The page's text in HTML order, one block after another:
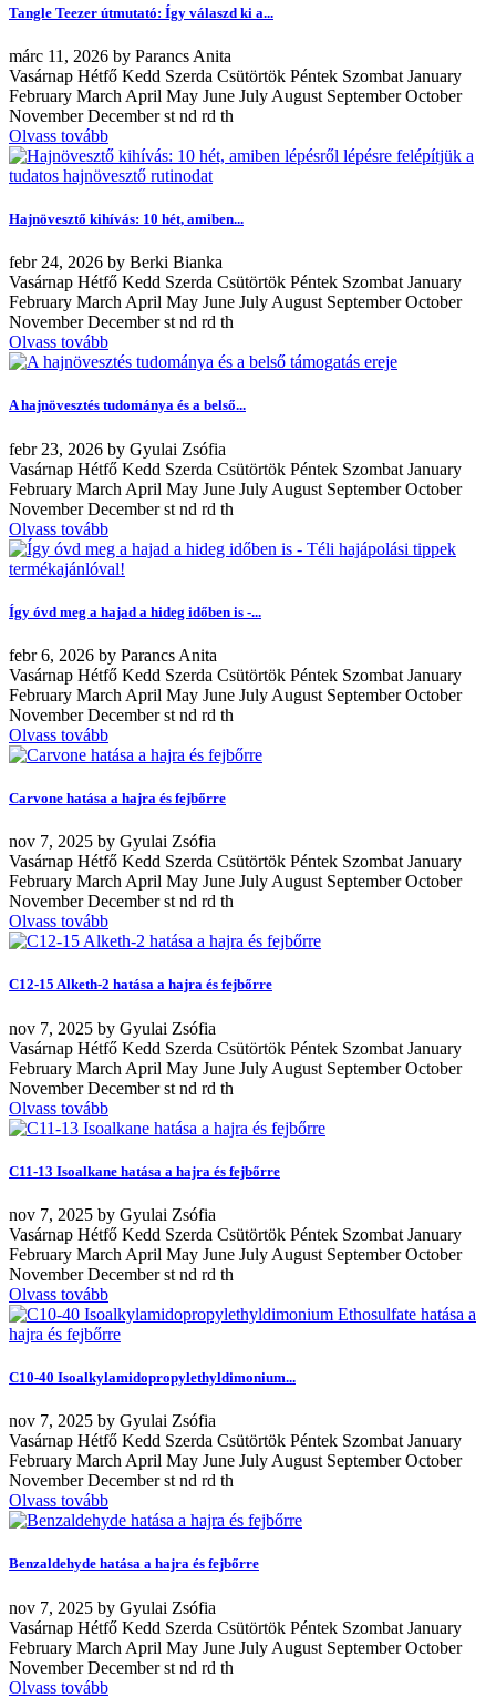
Tangle Teezer útmutató: Így válaszd ki a...
márc 11, 2026 by Parancs Anita
Vasárnap Hétfő Kedd Szerda Csütörtök Péntek Szombat January
February March April May June July August September October
November December st nd rd th
Olvass tovább
Hajnövesztő kihívás: 10 hét, amiben...
febr 24, 2026 by Berki Bianka
Vasárnap Hétfő Kedd Szerda Csütörtök Péntek Szombat January
February March April May June July August September October
November December st nd rd th
Olvass tovább
A hajnövesztés tudománya és a belső...
febr 23, 2026 by Gyulai Zsófia
Vasárnap Hétfő Kedd Szerda Csütörtök Péntek Szombat January
February March April May June July August September October
November December st nd rd th
Olvass tovább
Így óvd meg a hajad a hideg időben is -...
febr6, 2026 by Parancs Anita
Vasárnap Hétfő Kedd Szerda Csütörtök Péntek Szombat January
February March April May June July August September October
November December st nd rd th
Olvass tovább
Carvone hatása a hajra és fejbőrre
nov 7, 2025 by Gyulai Zsófia
Vasárnap Hétfő Kedd Szerda Csütörtök Péntek Szombat January
February March April May June July August September October
November December st nd rd th
Olvass tovább
C12-15 Alketh-2 hatása a hajra és fejbőrre
nov 7, 2025 by Gyulai Zsófia
Vasárnap Hétfő Kedd Szerda Csütörtök Péntek Szombat January
February March April May June July August September October
November December st nd rd th
Olvass tovább
C11-13 Isoalkane hatása a hajra és fejbőrre
nov 7, 2025 by Gyulai Zsófia
Vasárnap Hétfő Kedd Szerda Csütörtök Péntek Szombat January
February March April May June July August September October
November December st nd rd th
Olvass tovább
C10-40 Isoalkylamidopropylethyldimonium...
nov 7, 2025 by Gyulai Zsófia
Vasárnap Hétfő Kedd Szerda Csütörtök Péntek Szombat January
February March April May June July August September October
November December st nd rd th
Olvass tovább
Benzaldehyde hatása a hajra és fejbőrre
nov 7, 2025 by Gyulai Zsófia
Vasárnap Hétfő Kedd Szerda Csütörtök Péntek Szombat January
February March April May June July August September October
November December st nd rd th
Olvass tovább